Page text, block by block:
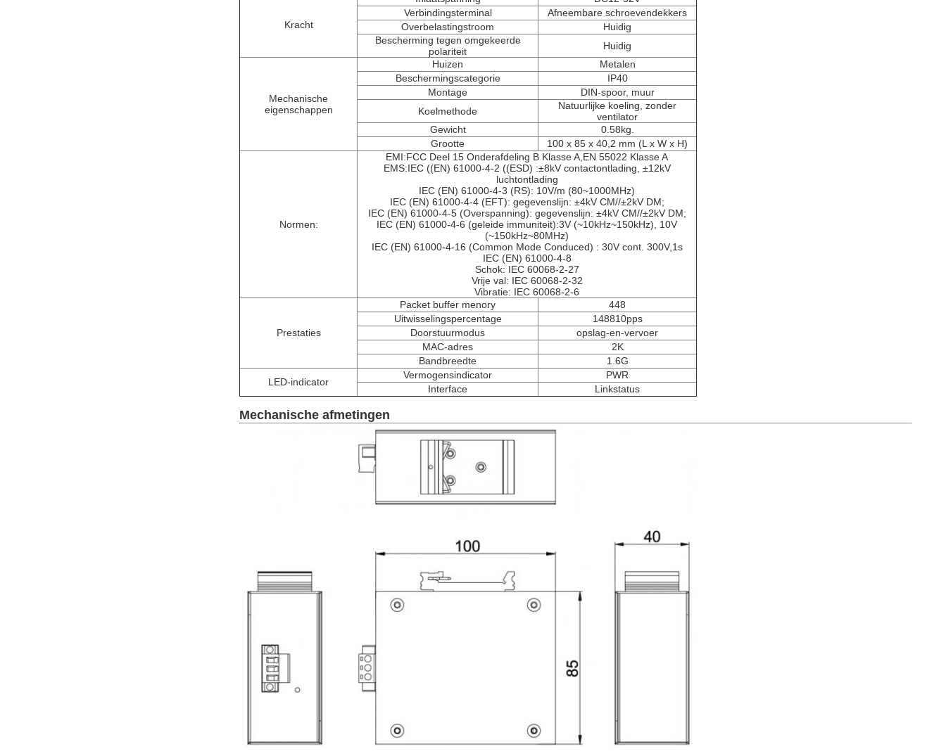
Kracht
Verbindingsterminal
Afneembare schroevendekkers
Overbelastingstroom
Huidig
Bescherming tegen omgekeerde
polariteit
Huidig
Mechanische
eigenschappen
Huizen
Metalen
Beschermingscategorie
IP40
Montage
DIN-spoor, muur
Koelmethode
Natuurlijke koeling, zonder
ventilator
Gewicht
0.58kg.
Grootte
100 x 85 x 40,2 mm (L x W x H)
Normen:
EMI:FCC Deel 15 Onderafdeling B Klasse A,EN 55022 Klasse A
EMS:IEC ((EN) 61000-4-2 ((ESD) :±8kV contactontlading, ±12kV
luchtontlading
IEC (EN) 61000-4-3 (RS): 10V/m (80~1000MHz)
IEC (EN) 61000-4-4 (EFT): gegevenslijn: ±4kV CM//±2kV DM;
IEC (EN) 61000-4-5 (Overspanning): gegevenslijn: ±4kV CM//±2kV DM;
IEC (EN) 61000-4-6 (geleide immuniteit):3V (~10kHz~150kHz), 10V
(~150kHz~80MHz)
IEC (EN) 61000-4-16 (Common Mode Conduced) : 30V cont. 300V,1s
IEC (EN) 61000-4-8
Schok: IEC 60068-2-27
Vrije val: IEC 60068-2-32
Vibratie: IEC 60068-2-6
Prestaties
Packet buffer menory
448
Uitwisselingspercentage
148810pps
Doorstuurmodus
opslag-en-vervoer
MAC-adres
2K
Bandbreedte
1.6G
LED-indicator
Vermogensindicator
PWR
Interface
Linkstatus
Mechanische afmetingen